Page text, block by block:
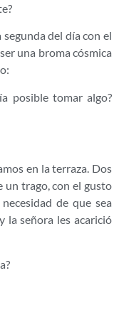
del día con el
una broma cósmica
posible tomar algo?
en la terraza. Dos
un trago, con el gusto
de que sea
la señora les acarició